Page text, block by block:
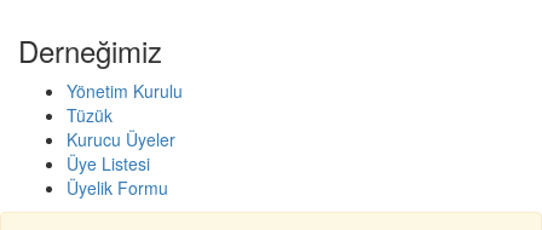
Derneğimiz
Yönetim Kurulu
Tüzük
Kurucu Üyeler
Üye Listesi
Üyelik Formu